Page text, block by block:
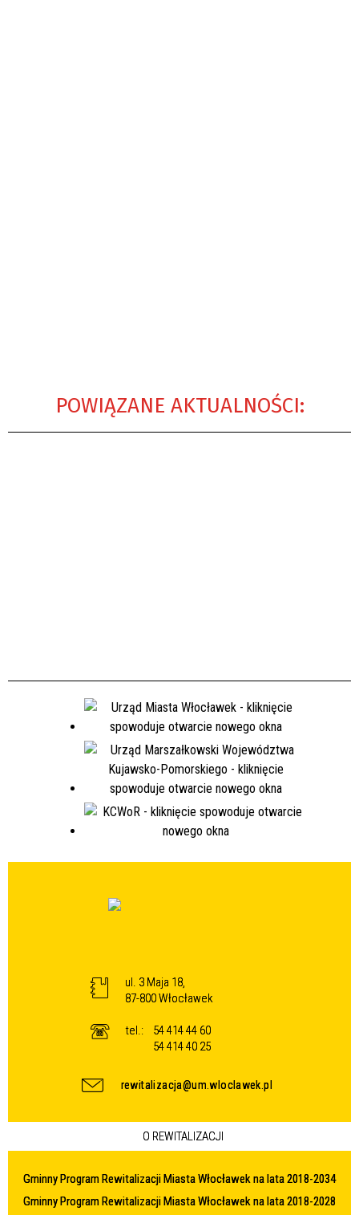
POWIĄZANE AKTUALNOŚCI:
ul. 3 Maja 18,
87-800 Włocławek
tel.:
54 414 44 60
54 414 40 25
rewitalizacja@um.wloclawek.pl
O REWITALIZACJI
Gminny Program Rewitalizacji Miasta Włocławek na lata 2018-2034
Gminny Program Rewitalizacji Miasta Włocławek na lata 2018-2028